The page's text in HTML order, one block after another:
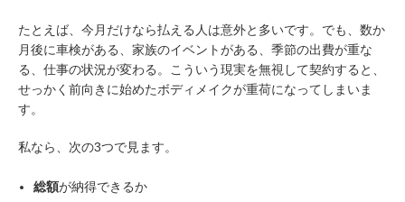
たとえば、今月だけなら払える人は意外と多いです。でも、数か
月後に車検がある、家族のイベントがある、季節の出費が重な
る、仕事の状況が変わる。こういう現実を無視して契約すると、
せっかく前向きに始めたボディメイクが重荷になってしまいま
す。
私なら、次の3つで見ます。
総額が納得できるか